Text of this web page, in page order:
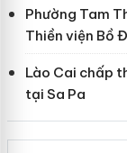
Phường Tam
Thiền viện Bồ
Lào Cai chấp
tại Sa Pa